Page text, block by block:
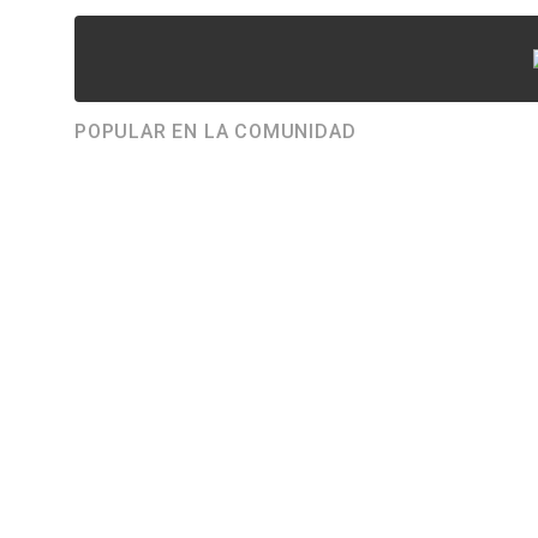
POPULAR EN LA COMUNIDAD